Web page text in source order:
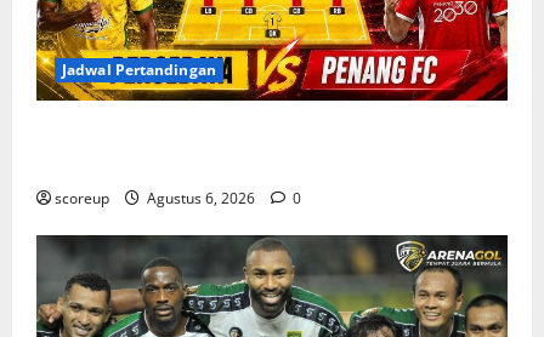
Jadwal Pertandingan
scoreup Agustus 6, 2026 0